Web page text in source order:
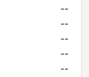
--
--
--
--
--